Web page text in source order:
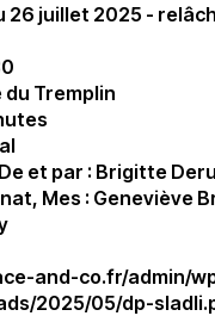
26 juillet 2025 -
du Tremplin
et par : Brigitte
Mes : Geneviève
and-co.fr/admin/
2025/05/dp-